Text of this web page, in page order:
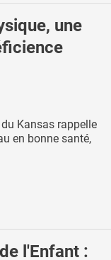
une
du Kansas rappelle
en bonne santé,
l'Enfant :